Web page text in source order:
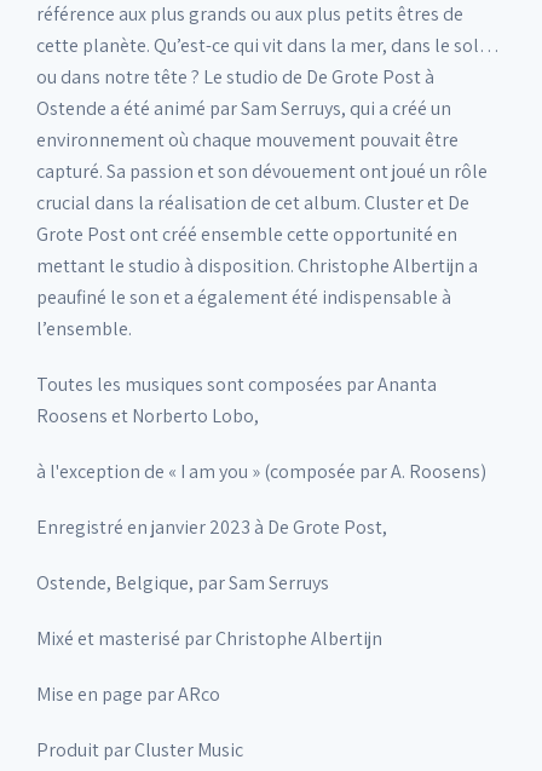
référence aux plus grands ou aux plus petits êtres de
cette planète. Qu’est-ce qui vit dans la mer, dans le sol…
ou dans notre tête ? Le studio de De Grote Post à
Ostende a été animé par Sam Serruys, qui a créé un
environnement où chaque mouvement pouvait être
capturé. Sa passion et son dévouement ont joué un rôle
crucial dans la réalisation de cet album. Cluster et De
Grote Post ont créé ensemble cette opportunité en
mettant le studio à disposition. Christophe Albertijn a
peaufiné le son et a également été indispensable à
l’ensemble.
Toutes les musiques sont composées par Ananta
Roosens et Norberto Lobo,
à l'exception de « I am you » (composée par A. Roosens)
Enregistré en janvier 2023 à De Grote Post,
Ostende, Belgique, par Sam Serruys
Mixé et masterisé par Christophe Albertijn
Mise en page par ARco
Produit par Cluster Music